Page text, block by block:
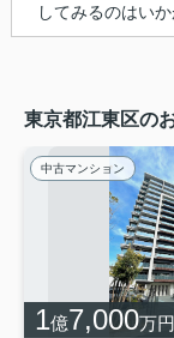
してみるのはいか
東京都江東区の
中古マンション
1億7,000万円